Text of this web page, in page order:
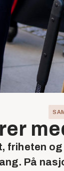
friheten og
På